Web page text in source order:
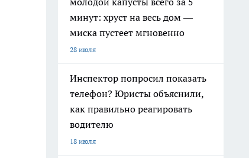
минут: хруст на весь дом —
миска пустеет мгновенно
28 июля
Инспектор попросил показать
телефон? Юристы объяснили,
как правильно реагировать
водителю
18 июля